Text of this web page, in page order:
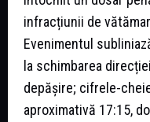
infracțiunii de
Evenimentul
la schimbarea
depășire; cifrele-
aproximativă 17:15,